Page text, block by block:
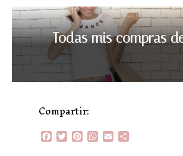
Todas mis compras
Compartir:
F
a T
w P W
h E
m